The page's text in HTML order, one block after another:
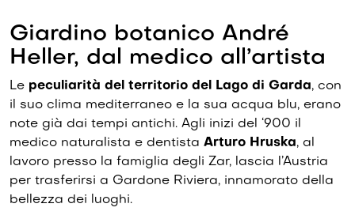
Giardino botanico André
Heller, dal medico all’artista
Le peculiarità del territorio del Lago di Garda, con
il suo clima mediterraneo e la sua acqua blu, erano
note già dai tempi antichi. Agli inizi del ‘900 il
medico naturalista e dentista Arturo Hruska, al
lavoro presso la famiglia degli Zar, lascia l’Austria
per trasferirsi a Gardone Riviera, innamorato della
bellezza dei luoghi.